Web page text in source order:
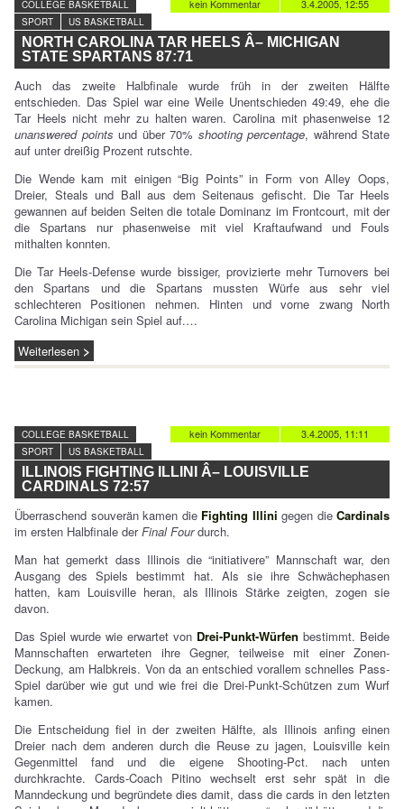
3.4.2005, 12:55
kein Kommentar
COLLEGE BASKETBALL
SPORT
US BASKETBALL
NORTH CAROLINA TAR HEELS Â– MICHIGAN
STATE SPARTANS 87:71
Auch das zweite Halbfinale wurde früh in der zweiten Hälfte
entschieden. Das Spiel war eine Weile Unentschieden 49:49, ehe die
Tar Heels nicht mehr zu halten waren. Carolina mit phasenweise 12
unanswered points und über 70% shooting percentage, während State
auf unter dreißig Prozent rutschte.
Die Wende kam mit einigen “Big Points” in Form von Alley Oops,
Dreier, Steals und Ball aus dem Seitenaus gefischt. Die Tar Heels
gewannen auf beiden Seiten die totale Dominanz im Frontcourt, mit der
die Spartans nur phasenweise mit viel Kraftaufwand und Fouls
mithalten konnten.
Die Tar Heels-Defense wurde bissiger, provizierte mehr Turnovers bei
den Spartans und die Spartans mussten Würfe aus sehr viel
schlechteren Positionen nehmen. Hinten und vorne zwang North
Carolina Michigan sein Spiel auf.…
Weiterlesen
3.4.2005, 11:11
kein Kommentar
COLLEGE BASKETBALL
SPORT
US BASKETBALL
ILLINOIS FIGHTING ILLINI Â– LOUISVILLE
CARDINALS 72:57
Überraschend souverän kamen die Fighting Illini gegen die Cardinals
im ersten Halbfinale derFinal Fourdurch.
Man hat gemerkt dass Illinois die “initiativere” Mannschaft war, den
Ausgang des Spiels bestimmt hat. Als sie ihre Schwächephasen
hatten, kam Louisville heran, als Illinois Stärke zeigten, zogen sie
davon.
Das Spiel wurde wie erwartet von Drei-Punkt-Würfen bestimmt. Beide
Mannschaften erwarteten ihre Gegner, teilweise mit einer Zonen-
Deckung, am Halbkreis. Von da an entschied vorallem schnelles Pass-
Spiel darüber wie gut und wie frei die Drei-Punkt-Schützen zum Wurf
kamen.
Die Entscheidung fiel in der zweiten Hälfte, als Illinois anfing einen
Dreier nach dem anderen durch die Reuse zu jagen, Louisville kein
Gegenmittel fand und die eigene Shooting-Pct. nach unten
durchkrachte. Cards-Coach Pitino wechselt erst sehr spät in die
Manndeckung und begründete dies damit, dass die cards in den letzten